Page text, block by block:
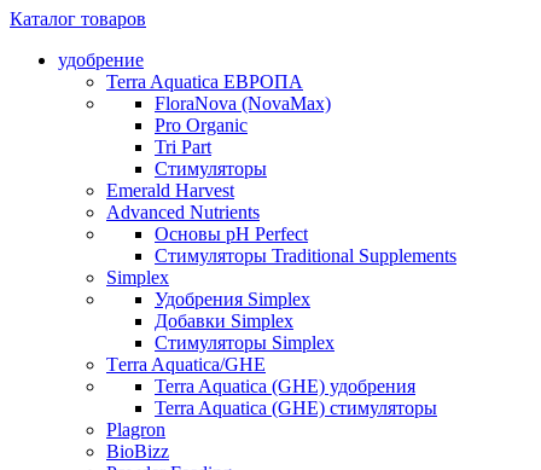
Каталог товаров
удобрение
Terra Aquatica ЕВРОПА
FloraNova (NovaMax)
Pro Organic
Tri Part
Стимуляторы
Emerald Harvest
Advanced Nutrients
Основы pH Perfect
Стимуляторы Traditional Supplements
Simplex
Удобрения Simplex
Добавки Simplex
Стимуляторы Simplex
Тerra Aquatica/GHE
Terra Aquatica (GHE) удобрения
Terra Aquatica (GHE) стимуляторы
Plagron
BioBizz